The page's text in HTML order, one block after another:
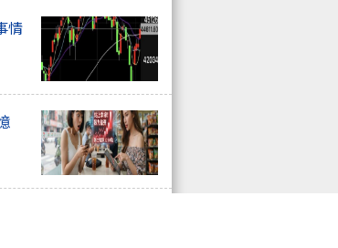
情